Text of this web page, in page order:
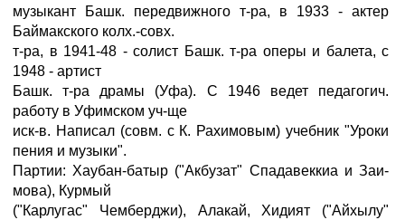
музыкант Башк. передвижного т-ра, в 1933 - актер
Баймакского колх.-совх.
т-ра, в 1941-48 - солист Башк. т-ра оперы и балета, с
1948 - артист
Башк. т-ра драмы (Уфа). С 1946 ведет педагогич.
работу в Уфимском уч-ще
иск-в. Написал (совм. с К. Рахимовым) учебник "Уроки
пения и музыки".
Партии: Хаубан-батыр ("Акбузат" Спадавеккиа и Заи-
мова), Курмый
("Карлугас" Чемберджи), Алакай, Хидият ("Айхылу"